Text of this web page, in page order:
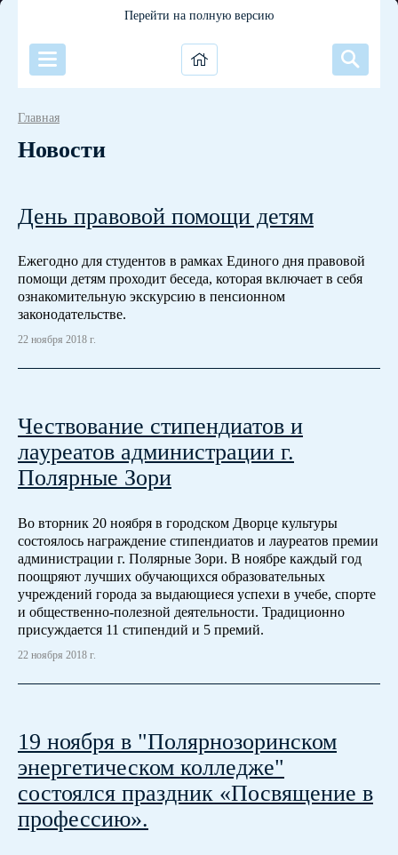
Перейти на полную версию
Главная
Новости
День правовой помощи детям
Ежегодно для студентов в рамках Единого дня правовой
помощи детям проходит беседа, которая включает в себя
ознакомительную экскурсию в пенсионном
законодательстве.
22 ноября 2018 г.
Чествование стипендиатов и
лауреатов администрации г.
Полярные Зори
Во вторник 20 ноября в городском Дворце культуры
состоялось награждение стипендиатов и лауреатов премии
администрации г. Полярные Зори. В ноябре каждый год
поощряют лучших обучающихся образовательных
учреждений города за выдающиеся успехи в учебе, спорте
и общественно-полезной деятельности. Традиционно
присуждается 11 стипендий и 5 премий.
22 ноября 2018 г.
19 ноября в "Полярнозоринском
энергетическом колледже"
состоялся праздник «Посвящение в
профессию».